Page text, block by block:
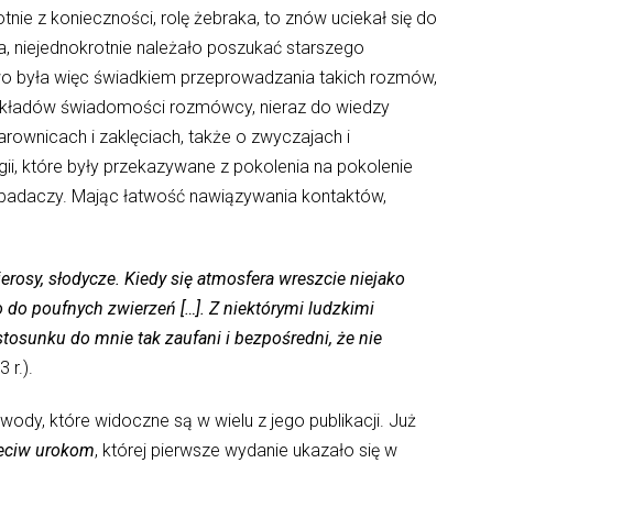
z konieczności, rolę żebraka, to znów uciekał się do
niejednokrotnie należało poszukać starszego
była więc świadkiem przeprowadzania takich rozmów,
świadomości rozmówcy, nieraz do wiedzy
i zaklęciach, także o zwyczajach i
które były przekazywane z pokolenia na pokolenie
Mając łatwość nawiązywania kontaktów,
słodycze. Kiedy się atmosfera wreszcie niejako
do poufnych zwierzeń […]. Z niektórymi ludzkimi
do mnie tak zaufani i bezpośredni, że nie
r.).
które widoczne są w wielu z jego publikacji. Już
urokom, której pierwsze wydanie ukazało się w